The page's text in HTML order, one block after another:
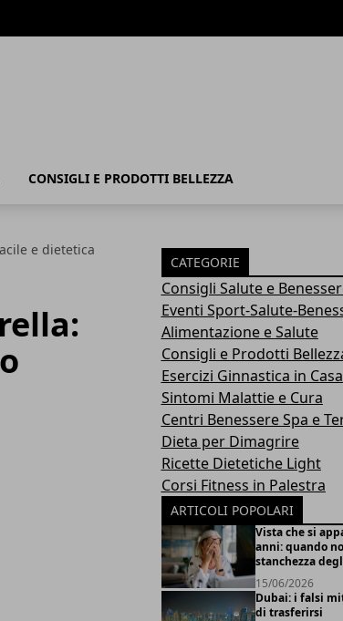
CONSIGLI E PRODOTTI BELLEZZA
e dietetica
CATEGORIE
Consigli Salute e
Eventi Sport-Salute-
Alimentazione e Salute
Consigli e Prodotti
Esercizi Ginnastica in Casa
Sintomi Malattie e Cura
Centri Benessere Spa e
Dieta per Dimagrire
Ricette Dietetiche Light
Corsi Fitness in Palestra
ARTICOLI POPOLARI
Vista che si
anni: quando
stanchezza
15/06/2026
Dubai: i falsi
di trasferirsi